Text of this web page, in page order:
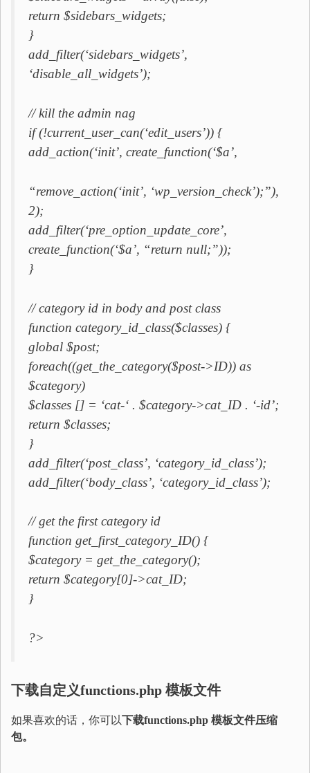
return $sidebars_widgets;
}
add_filter(‘sidebars_widgets’,
‘disable_all_widgets’);
// kill the admin nag
if (!current_user_can(‘edit_users’)) {
add_action(‘init’, create_function(‘$a’,
“remove_action(‘init’, ‘wp_version_check’);”),
2);
add_filter(‘pre_option_update_core’,
create_function(‘$a’, “return null;”));
}
// category id in body and post class
function category_id_class($classes) {
global $post;
foreach((get_the_category($post->ID)) as
$category)
$classes [] = ‘cat-‘ . $category->cat_ID . ‘-id’;
return $classes;
}
add_filter(‘post_class’, ‘category_id_class’);
add_filter(‘body_class’, ‘category_id_class’);
// get the first category id
function get_first_category_ID() {
$category = get_the_category();
return $category[0]->cat_ID;
}
?>
下载自定义functions.php 模板文件
如果喜欢的话，你可以下载functions.php 模板文件压缩
包。